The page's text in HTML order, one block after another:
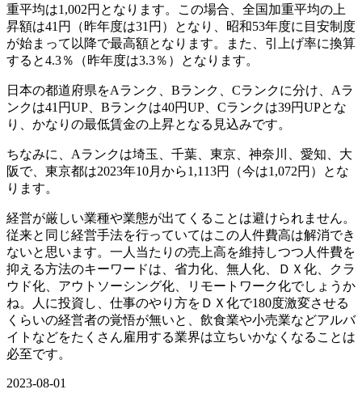
重平均は1,002円となります。この場合、全国加重平均の上
昇額は41円（昨年度は31円）となり、昭和53年度に目安制度
が始まって以降で最高額となります。また、引上げ率に換算
すると4.3％（昨年度は3.3％）となります。
日本の都道府県をAランク、Bランク、Cランクに分け、Aラ
ンクは41円UP、Bランクは40円UP、Cランクは39円UPとな
り、かなりの最低賃金の上昇となる見込みです。
ちなみに、Aランクは埼玉、千葉、東京、神奈川、愛知、大
阪で、東京都は2023年10月から1,113円（今は1,072円）とな
ります。
経営が厳しい業種や業態が出てくることは避けられません。
従来と同じ経営手法を行っていてはこの人件費高は解消でき
ないと思います。一人当たりの売上高を維持しつつ人件費を
抑える方法のキーワードは、省力化、無人化、ＤＸ化、クラ
ウド化、アウトソーシング化、リモートワーク化でしょうか
ね。人に投資し、仕事のやり方をＤＸ化で180度激変させる
くらいの経営者の覚悟が無いと、飲食業や小売業などアルバ
イトなどをたくさん雇用する業界は立ちいかなくなることは
必至です。
2023-08-01